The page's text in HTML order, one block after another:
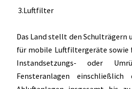
3.Luftfilter
Das Land stellt den Schulträgern
für mobile Luftfiltergeräte sowie
Instandsetzungs- oder
Fensteranlagen